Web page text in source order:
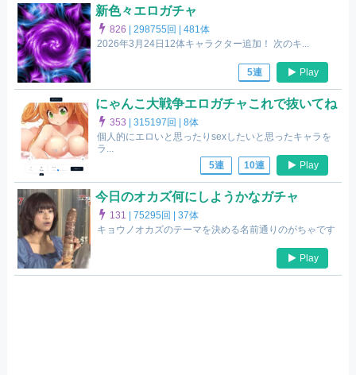
新色々エロガチャ
826 |298755回 |481体
2026年3月24日12体キャラクター追加！ 次のキ...
5連 Play
にゃんこ大戦争エロガチャこれで抜いてね
353 |315197回 |8体
個人的にエロいと思ったりsexしたいと思ったキャラを
ラ...
5連
10連 Play
今日のオカズ何にしようかなガチャ
131 |75295回 |37体
キョウノオカズのテーマを決める名前通りのがちゃです
Play